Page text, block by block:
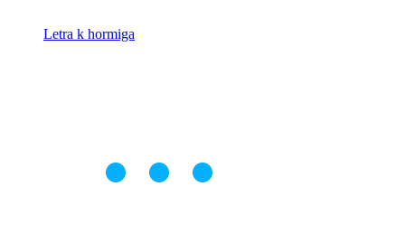
Letra k hormiga